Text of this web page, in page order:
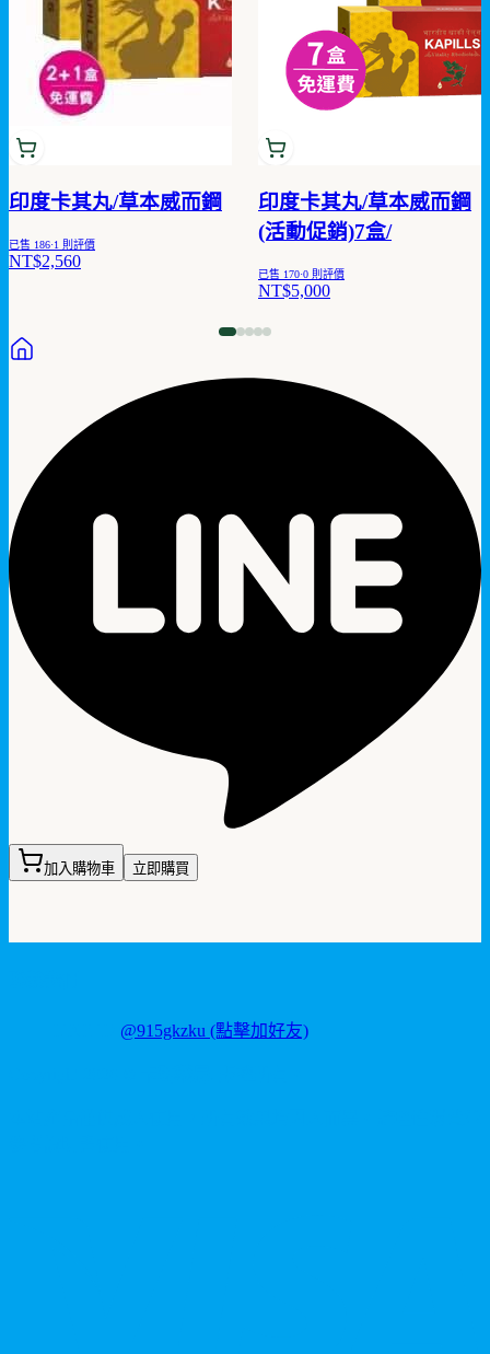
印度卡其丸/草本威而鋼
已售 186·1 則評價
NT$2,560
印度卡其丸/草本威而鋼
(活動促銷)7盒/
已售 170·0 則評價
NT$5,000
加入購物車 立即購買
@915gkzku (點擊加好友)